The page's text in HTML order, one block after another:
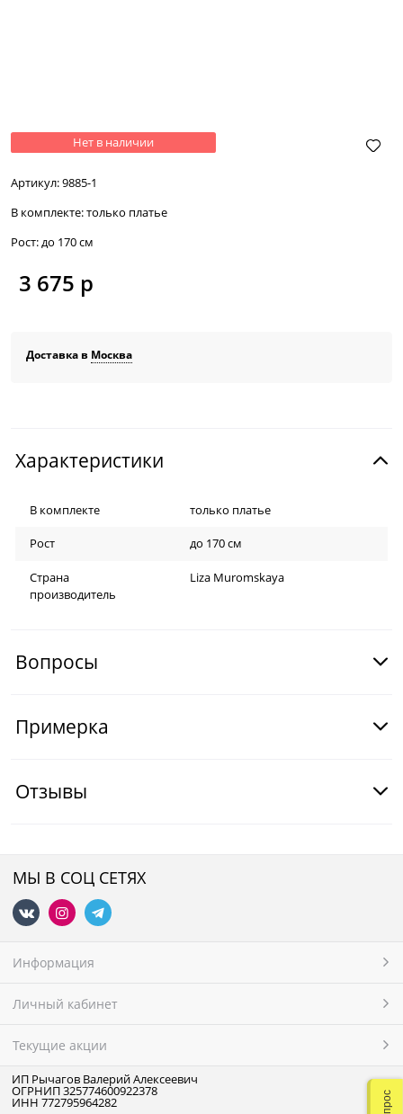
Нет в наличии
Артикул:9885-1
В комплекте:только платье
Рост:до 170 см
3 675 р
Доставка в Москва
Характеристики
В комплекте только платье
Рост до 170 см
Страна
производитель
Liza Muromskaya
Вопросы
Примерка
Отзывы
МЫ В СОЦ СЕТЯХ
Информация
Личный кабинет
Текущие акции
ИП Рычагов Валерий Алексеевич
ОГРНИП 325774600922378
ИНН 772795964282